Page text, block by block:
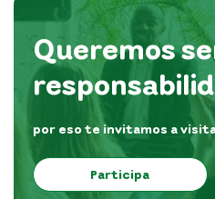
Queremos
por eso te invitamos a
Participa